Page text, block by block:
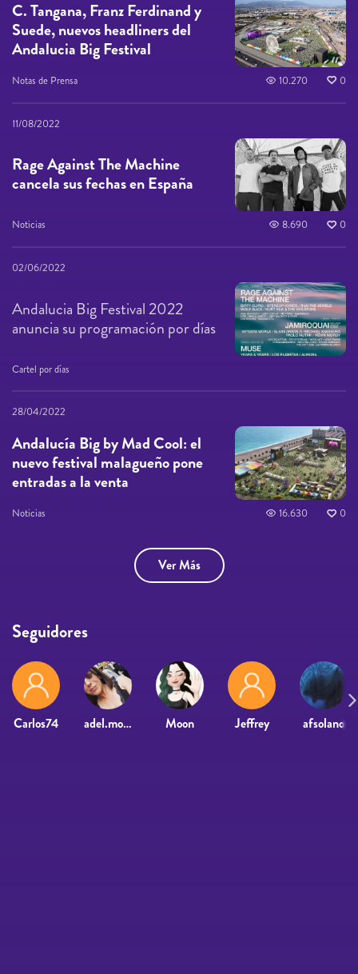
C. Tangana, Franz Ferdinand y
Suede, nuevos headliners del
Andalucia Big Festival
Notas de Prensa 10.270 0
11/08/2022
Rage Against The Machine
cancela sus fechas en España
Noticias 8.690 0
02/06/2022
Andalucia Big Festival 2022
anuncia su programación por días
Cartel por días
28/04/2022
Andalucía Big by Mad Cool: el
nuevo festival malagueño pone
entradas a la venta
Noticias 16.630 0
Ver Más
Seguidores
Carlos74 adel.moncada@gmail.com Moon Jeffrey afsolano